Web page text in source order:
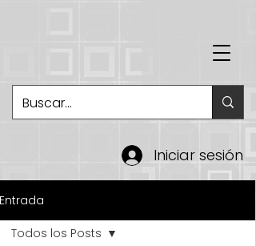
Iniciar sesión
Entrada
Todos los Posts